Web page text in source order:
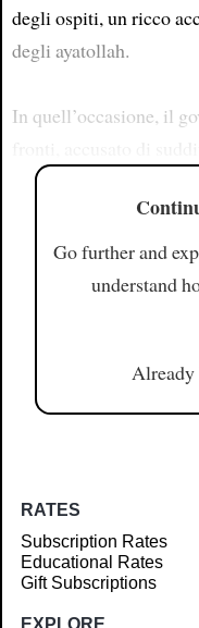
degli ospiti, un ricco
degli ayatollah.
In quell’occasione, il
Go further and
understand
Already
RATES
Subscription Rates
Educational Rates
Gift Subscriptions
EXPLORE